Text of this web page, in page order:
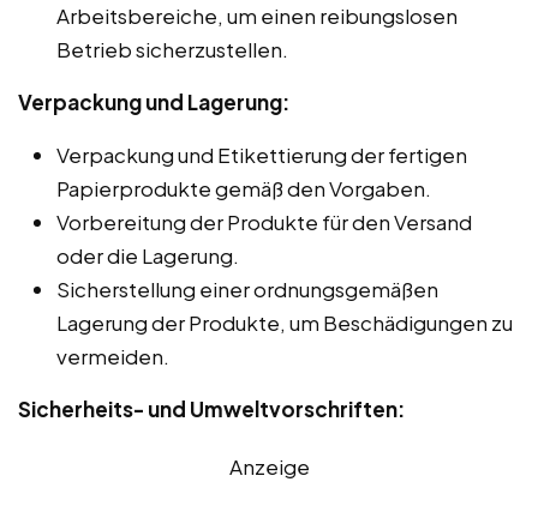
Arbeitsbereiche, um einen reibungslosen
Betrieb sicherzustellen.
Verpackung und Lagerung:
Verpackung und Etikettierung der fertigen
Papierprodukte gemäß den Vorgaben.
Vorbereitung der Produkte für den Versand
oder die Lagerung.
Sicherstellung einer ordnungsgemäßen
Lagerung der Produkte, um Beschädigungen zu
vermeiden.
Sicherheits- und Umweltvorschriften:
Anzeige